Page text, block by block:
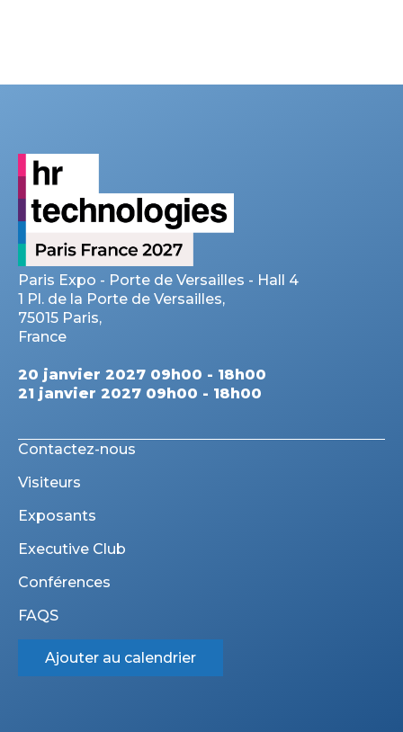
Paris Expo - Porte de Versailles - Hall 4
1 Pl. de la Porte de Versailles,
75015 Paris,
France
20 janvier 2027 09h00 - 18h00
21 janvier 2027 09h00 - 18h00
Contactez-nous
Visiteurs
Exposants
Executive Club
Conférences
FAQS
Ajouter au calendrier